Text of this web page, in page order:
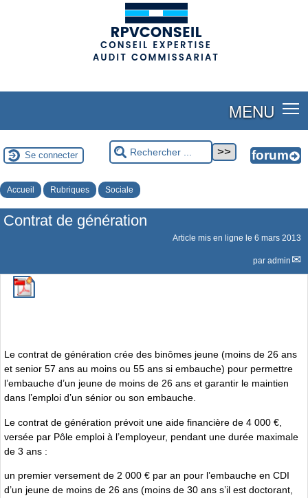
MENU
Se connecter
Accueil Rubriques Sociale
Contrat de génération
Article mis en ligne le 6 mars 2013
par admin
Le contrat de génération crée des binômes jeune (moins de 26 ans
et senior 57 ans au moins ou 55 ans si embauche) pour permettre
l’embauche d’un jeune de moins de 26 ans et garantir le maintien
dans l’emploi d’un sénior ou son embauche.
Le contrat de génération prévoit une aide financière de 4 000 €,
versée par Pôle emploi à l’employeur, pendant une durée maximale
de 3 ans :
un premier versement de 2 000 € par an pour l’embauche en CDI
d’un jeune de moins de 26 ans (moins de 30 ans s’il est doctorant,